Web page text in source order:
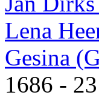
Lena
Gesina
1686 -